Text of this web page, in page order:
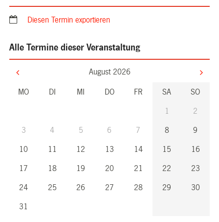
Diesen Termin exportieren
Alle Termine dieser Veranstaltung
August 2026
MO DI MI DO FR SA SO
1 2
3 4 5 6 7 8 9
10 11 12 13 14 15 16
17 18 19 20 21 22 23
24 25 26 27 28 29 30
31